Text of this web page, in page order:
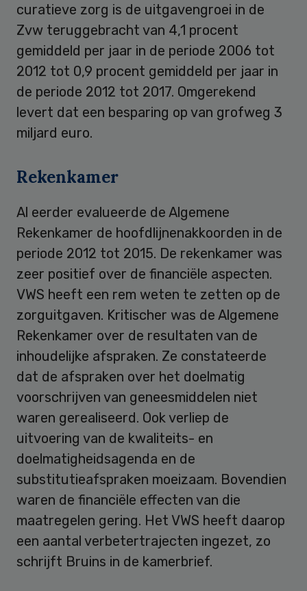
curatieve zorg is de uitgavengroei in de
Zvw teruggebracht van 4,1 procent
gemiddeld per jaar in de periode 2006 tot
2012 tot 0,9 procent gemiddeld per jaar in
de periode 2012 tot 2017. Omgerekend
levert dat een besparing op van grofweg 3
miljard euro.
Rekenkamer
Al eerder evalueerde de Algemene
Rekenkamer de hoofdlijnenakkoorden in de
periode 2012 tot 2015. De rekenkamer was
zeer positief over de financiële aspecten.
VWS heeft een rem weten te zetten op de
zorguitgaven. Kritischer was de Algemene
Rekenkamer over de resultaten van de
inhoudelijke afspraken. Ze constateerde
dat de afspraken over het doelmatig
voorschrijven van geneesmiddelen niet
waren gerealiseerd. Ook verliep de
uitvoering van de kwaliteits- en
doelmatigheidsagenda en de
substitutieafspraken moeizaam. Bovendien
waren de financiële effecten van die
maatregelen gering. Het VWS heeft daarop
een aantal verbetertrajecten ingezet, zo
schrijft Bruins in de kamerbrief.